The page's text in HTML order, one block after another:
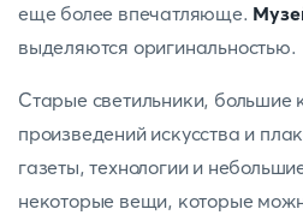
еще более впечатляюще.
выделяются оригинальностью.
Старые светильники, большие
произведений искусства и
газеты, технологии и
некоторые вещи, которые